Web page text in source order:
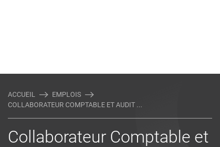
ACCUEIL
EMPLOIS
COLLABORATEUR COMPTABLE ET AUDIT ...
Collaborateur Comptable et